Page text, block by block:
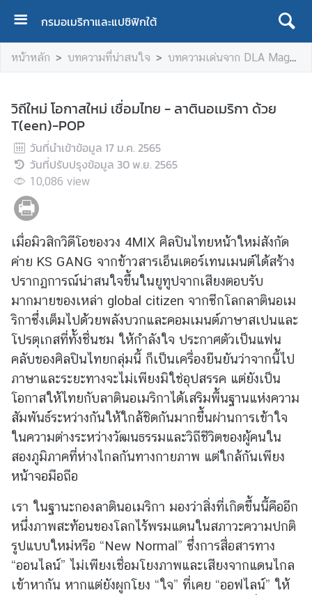
กรมอเมริกาและแปซิฟิกใต้
ห
น้
ร
ก
เ
กี่
ว
บ
ร
ข้
อ
ล
ร
า
ย
ป
ร
เ
ท
ค
หน้าหลัก บทความที่น่าสนใจ บทความเด่นจาก DLA Magazine
วิถีใหม่ โอกาสใหม่ เชื่อมไทย - ลาตินอเมริกา ด้วย
T(een)-POP
วันที่นำเข้าข้อมูล 17 ม.ค. 2565
วันที่ปรับปรุงข้อมูล 30 พ.ย. 2565
10,086 view
เมื่อมิวสิกวิดีโอของวง 4MIX ศิลปินไทยหน้าใหม่สังกัด
ค่าย KS GANG จากข้าวสารเอ็นเตอร์เทนเมนต์ได้สร้าง
ปรากฏการณ์น่าสนใจขึ้นในยูทูปจากเสียงตอบรับ
มากมายของเหล่า global citizen จากซีกโลกลาตินอเม
ริกาซึ่งเต็มไปด้วยพลังบวกและคอมเมนต์ภาษาสเปนและ
โปรตุเกสที่ทั้งชื่นชม ให้กำลังใจ ประกาศตัวเป็นแฟน
คลับของศิลปินไทยกลุ่มนี้ ก็เป็นเครื่องยืนยันว่าจากนี้ไป
ภาษาและระยะทางจะไม่เพียงมิใช่อุปสรรค แต่ยังเป็น
โอกาสให้ไทยกับลาตินอเมริกาได้เสริมพื้นฐานแห่งความ
สัมพันธ์ระหว่างกันให้ใกล้ชิดกันมากขึ้นผ่านการเข้าใจ
ในความต่างระหว่างวัฒนธรรมและวิถีชีวิตของผู้คนใน
สองภูมิภาคที่ห่างไกลกันทางกายภาพ แต่ใกล้กันเพียง
หน้าจอมือถือ
เรา ในฐานะกองลาตินอเมริกา มองว่าสิ่งที่เกิดขึ้นนี้คืออีก
หนึ่งภาพสะท้อนของโลกไร้พรมแดนในสภาวะความปกติ
รูปแบบใหม่หรือ “New Normal” ซึ่งการสื่อสารทาง
“ออนไลน์” ไม่เพียงเชื่อมโยงภาพและเสียงจากแดนไกล
เข้าหากัน หากแต่ยังผูกโยง “ใจ” ที่เคย “ออฟไลน์” ให้